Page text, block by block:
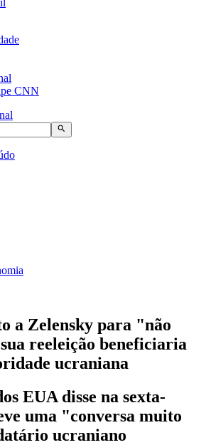
CNN
a Zelensky para "não
reeleição beneficiaria
ucraniana
EUA disse na sexta-
uma "conversa muito
ucraniano